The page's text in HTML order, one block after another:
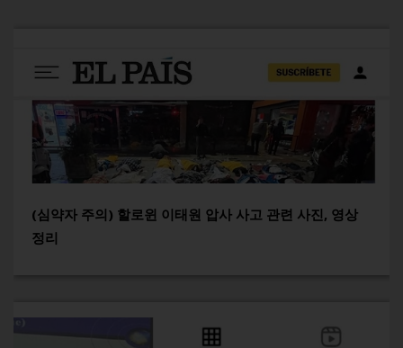
(심약자 주의) 할로윈 이태원 압사 사고 관련 사진, 영상
정리